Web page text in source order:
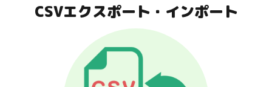
CSVエクスポート・インポート